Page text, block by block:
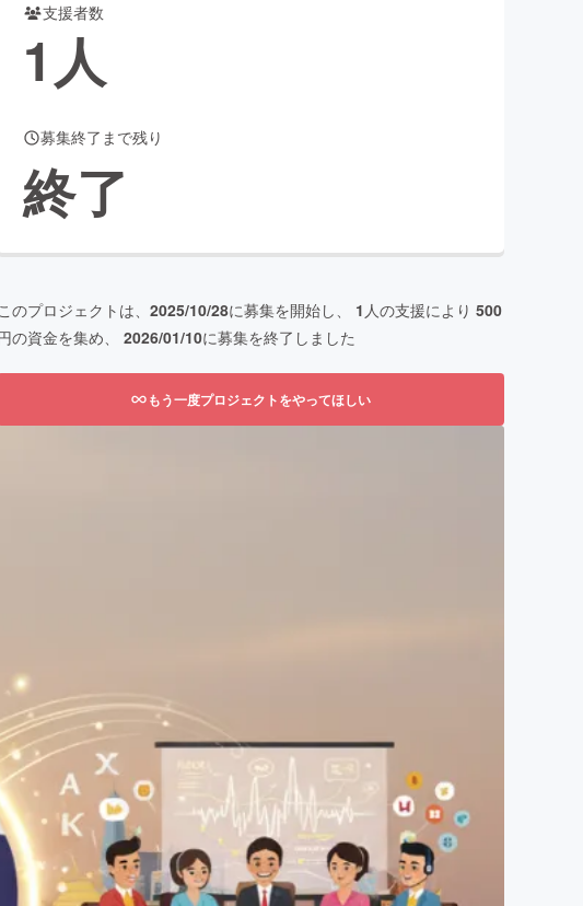
・ヘルスケア
支援者数
1人
募集終了まで残り
終了
のプロジェクトは、 2025/10/28に募集を開始し、 1 人の支援により 500
の資金を集め、 2026/01/10に募集を終了しました
もう一度プロジェクトをやってほしい